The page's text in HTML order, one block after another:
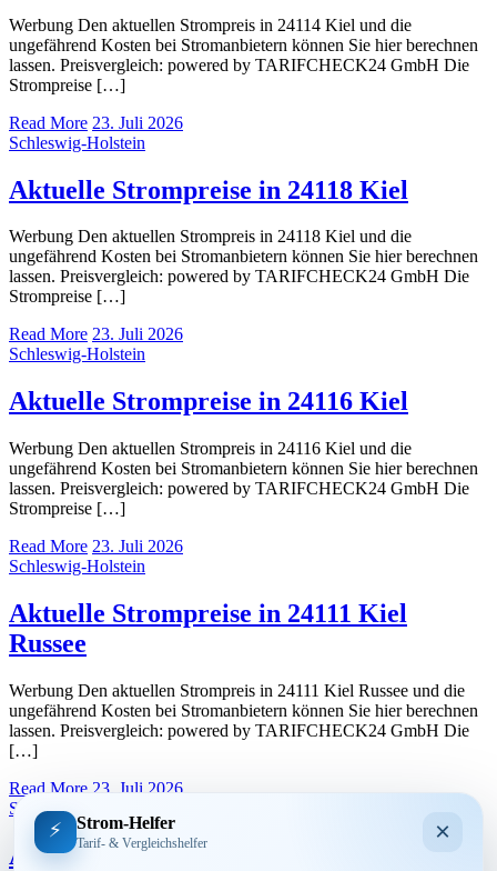
Werbung Den aktuellen Strompreis in 24114 Kiel und die
ungefährend Kosten bei Stromanbietern können Sie hier berechnen
lassen. Preisvergleich: powered by TARIFCHECK24 GmbH Die
Strompreise […]
Read More 23. Juli 2026
Schleswig-Holstein
Aktuelle Strompreise in 24118 Kiel
Werbung Den aktuellen Strompreis in 24118 Kiel und die
ungefährend Kosten bei Stromanbietern können Sie hier berechnen
lassen. Preisvergleich: powered by TARIFCHECK24 GmbH Die
Strompreise […]
Read More 23. Juli 2026
Schleswig-Holstein
Aktuelle Strompreise in 24116 Kiel
Werbung Den aktuellen Strompreis in 24116 Kiel und die
ungefährend Kosten bei Stromanbietern können Sie hier berechnen
lassen. Preisvergleich: powered by TARIFCHECK24 GmbH Die
Strompreise […]
Read More 23. Juli 2026
Schleswig-Holstein
Aktuelle Strompreise in 24111 Kiel
Russee
Werbung Den aktuellen Strompreis in 24111 Kiel Russee und die
ungefährend Kosten bei Stromanbietern können Sie hier berechnen
lassen. Preisvergleich: powered by TARIFCHECK24 GmbH Die
[…]
Read More 23. Juli 2026
Schleswig-Holstein
Aktuelle Strompreise in 24105 Kiel
⚡ Strom-Helfer
Tarif- & Vergleichshelfer ×